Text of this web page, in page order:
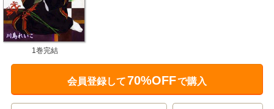
1巻完結
会員登録して70%OFFで購入